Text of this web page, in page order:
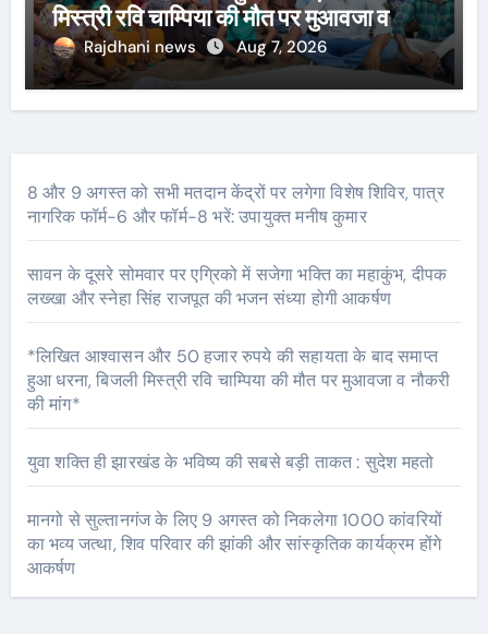
मिस्त्री रवि चाम्पिया की मौत पर मुआवजा व
नौकरी की मांग*
Rajdhani news Aug 7, 2026
8 और 9 अगस्त को सभी मतदान केंद्रों पर लगेगा विशेष शिविर, पात्र
नागरिक फॉर्म-6 और फॉर्म-8 भरें: उपायुक्त मनीष कुमार
सावन के दूसरे सोमवार पर एग्रिको में सजेगा भक्ति का महाकुंभ, दीपक
लख्खा और स्नेहा सिंह राजपूत की भजन संध्या होगी आकर्षण
*लिखित आश्वासन और 50 हजार रुपये की सहायता के बाद समाप्त
हुआ धरना, बिजली मिस्त्री रवि चाम्पिया की मौत पर मुआवजा व नौकरी
की मांग*
युवा शक्ति ही झारखंड के भविष्य की सबसे बड़ी ताकत : सुदेश महतो
मानगो से सुल्तानगंज के लिए 9 अगस्त को निकलेगा 1000 कांवरियों
का भव्य जत्था, शिव परिवार की झांकी और सांस्कृतिक कार्यक्रम होंगे
आकर्षण